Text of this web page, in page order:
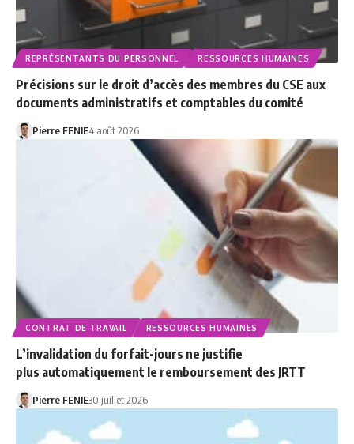
REPRÉSENTANTS DU PERSONNEL RESSOURCES HUMAINES
Précisions sur le droit d’accès des membres du CSE aux
documents administratifs et comptables du comité
Pierre FENIE4 août 2026
CONTRAT DE TRAVAIL RESSOURCES HUMAINES
L’invalidation du forfait-jours ne justifie
plus automatiquement le remboursement des JRTT
Pierre FENIE30 juillet 2026